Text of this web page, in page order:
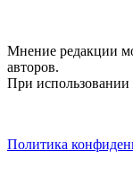
Мнение редакции
авторов.
При использовании
Политика